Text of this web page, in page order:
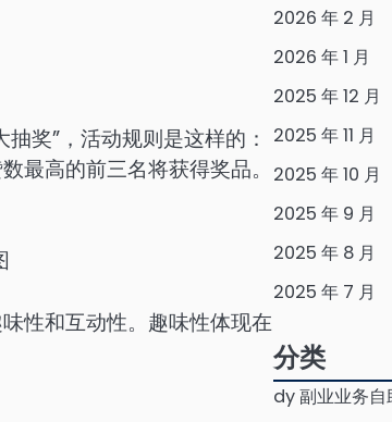
奖”，活动规则是这样的：
最高的前三名将获得奖品。
性和互动性。趣味性体现在
2026 年 2 月
2026 年 1 月
2025 年 12 月
2025 年 11 月
2025 年 10 月
2025 年 9 月
2025 年 8 月
2025 年 7 月
分类
dy 副业业务自